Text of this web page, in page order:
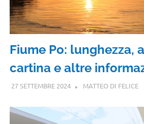
Fiume Po: lunghezza,
cartina e altre
27 SETTEMBRE 2024 MATTEO DI FELICE